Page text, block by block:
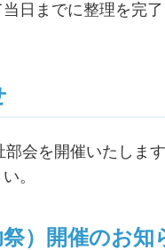
日までに整理を完
会を開催いたしま
。
）開催のお知